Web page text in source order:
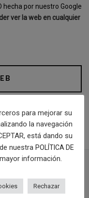
hecha por nuestro Google
ver la web en cualquier
para mejorar su
la navegación
está dando su
nuestra POLÍTICA DE
información.
Rechazar